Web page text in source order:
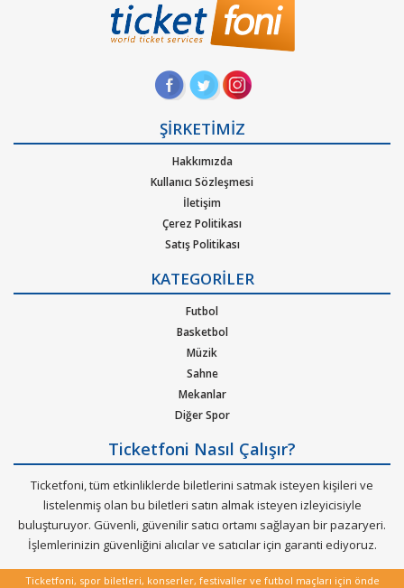
ve İspanya Kral Kupası Maçlarınafutbol takımının
ni Ticketfoni üzerinden satın al. Takımların birbiri
oyuncuların Showlarını izlemek için bileti al. Maçına gitmek
istediğin Futbol Takımına ait bilet fiyatlarını incelemek için etkinlik
Ticketfoni üzerinden İspanya Kral Kupası maç bileti nasıl
1. Ticketfoni'ye üye olunuz. Bilet seçiminizi yapınız. (Katılmak
istediğiniz etkinlik ya da etkinliklere ait siteye optimize edilmiş
oturma planları ve kategori sayesinde bilet seçiminizi yapınız.)
2. Size sunulan güvenli Ödeme adımına geçiniz. Artık biletiniz
ŞİRKETİMİZ
Hakkımızda
Kullanıcı Sözleşmesi
İletişim
Çerez Politikası
Satış Politikası
Kurumsal Ağırlama
Nasıl Çalışır
Bilet Tipi ve Teslimat
Üyelik Doğrulama
Sık Sorulan Sorular
KATEGORİLER
Futbol
Basketbol
Müzik
Sahne
Mekanlar
Diğer Spor
Ticketfoni Nasıl Çalışır?
Ticketfoni, tüm etkinliklerde biletlerini satmak isteyen kişileri ve
listelenmiş olan bu biletleri satın almak isteyen izleyicisiyle
buluşturuyor. Güvenli, güvenilir satıcı ortamı sağlayan bir pazaryeri.
İşlemlerinizin güvenliğini alıcılar ve satıcılar için garanti ediyoruz.
Ticketfoni, spor biletleri, konserler, festivaller ve futbol maçları için önde